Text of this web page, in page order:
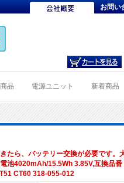
お問い
品 電源ユニット 新着商品
たら、バッテリー交換が必要です。
池4020mAh/15.5Wh 3.85V,互換品番
CT60 318-055-012